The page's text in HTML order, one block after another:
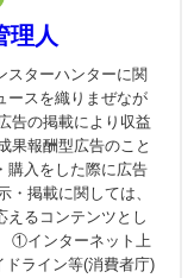
理人
スターハンターに関
ースを織りまぜなが
告の掲載により収益
果報酬型広告のこと
購入をした際に広告
・掲載に関しては、
えるコンテンツとし
①インターネット上
ライン等(消費者庁)